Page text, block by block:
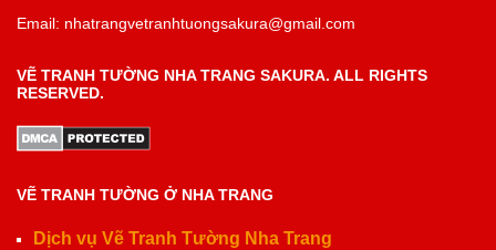
Email: nhatrangvetranhtuongsakura@gmail.com
VẼ TRANH TƯỜNG NHA TRANG SAKURA. ALL RIGHTS
RESERVED.
VẼ TRANH TƯỜNG Ở NHA TRANG
Dịch vụ Vẽ Tranh Tường Nha Trang